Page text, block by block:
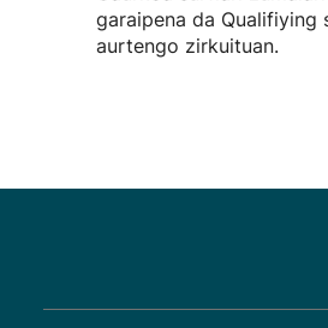
garaipena da Qualifiying
aurtengo zirkuituan.